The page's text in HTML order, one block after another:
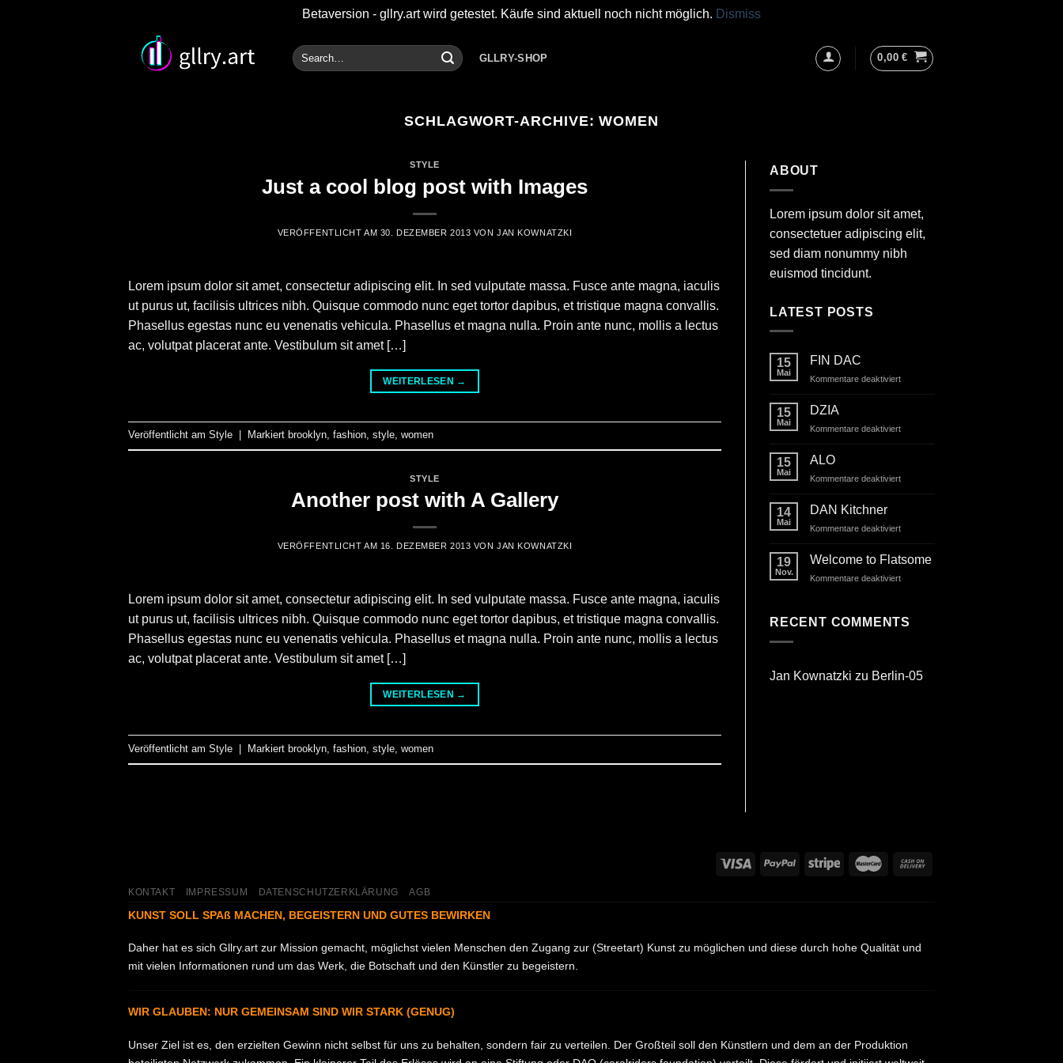
Betaversion - gllry.art wird getestet. Käufe sind aktuell noch nicht möglich. Dismiss
Search
for:
GLLRY-SHOP 0,00€
SCHLAGWORT-ARCHIVE:WOMEN
STYLE
Just a cool blog post with Images
VERÖFFENTLICHT AM 30. DEZEMBER 2013 VONJAN KOWNATZKI
Lorem ipsum dolor sit amet, consectetur adipiscing elit. In sed vulputate massa. Fusce ante magna, iaculis
ut purus ut, facilisis ultrices nibh. Quisque commodo nunc eget tortor dapibus, et tristique magna convallis.
Phasellus egestas nunc eu venenatis vehicula. Phasellus et magna nulla. Proin ante nunc, mollis a lectus
ac, volutpat placerat ante. Vestibulum sit amet […]
WEITERLESEN →
Veröffentlicht am Style Markiert brooklyn, fashion, style, women
STYLE
Another post with A Gallery
VERÖFFENTLICHT AM 16. DEZEMBER 2013 VONJAN KOWNATZKI
Lorem ipsum dolor sit amet, consectetur adipiscing elit. In sed vulputate massa. Fusce ante magna, iaculis
ut purus ut, facilisis ultrices nibh. Quisque commodo nunc eget tortor dapibus, et tristique magna convallis.
Phasellus egestas nunc eu venenatis vehicula. Phasellus et magna nulla. Proin ante nunc, mollis a lectus
ac, volutpat placerat ante. Vestibulum sit amet […]
WEITERLESEN →
Veröffentlicht am Style Markiert brooklyn fashion style women
ABOUT
Lorem ipsum dolor sit amet,
consectetuer adipiscing elit,
sed diam nonummy nibh
euismod tincidunt.
LATEST POSTS
15
Mai
FIN DAC
Kommentare deaktiviertfür
15
Mai
DZIA
Kommentare deaktiviertfür
15
Mai
ALO
Kommentare deaktiviertfür
14
Mai
DAN Kitchner
Kommentare deaktiviertfür
19
Nov.
Welcome to Flatsome
Kommentare deaktiviertfür
Flatsome
RECENT COMMENTS
Jan Kownatzki zu Berlin-05
KONTAKT IMPRESSUM DATENSCHUTZERKLÄRUNG AGB
KUNST SOLL SPAß MACHEN, BEGEISTERN UND GUTES BEWIRKEN
Daher hat es sich Gllry.art zur Mission gemacht, möglichst vielen Menschen den Zugang zur (Streetart) Kunst zu möglichen und diese durch hohe Qualität und
mit vielen Informationen rund um das Werk, die Botschaft und den Künstler zu begeistern.
WIR GLAUBEN: NUR GEMEINSAM SIND WIR STARK (GENUG)
Unser Ziel ist es, den erzielten Gewinn nicht selbst für uns zu behalten, sondern fair zu verteilen. Der Großteil soll den Künstlern und dem an der Produktion